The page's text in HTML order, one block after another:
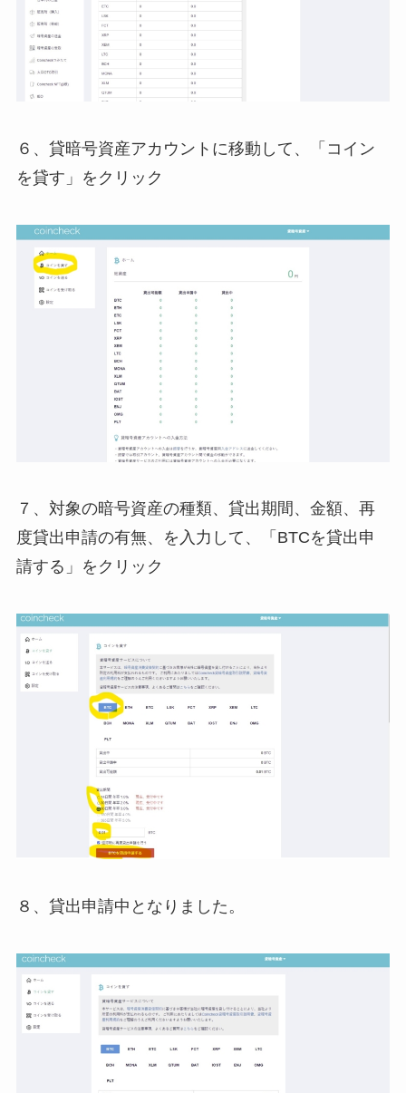
６、貸暗号資産アカウントに移動して、「コイン
を貸す」をクリック
７、対象の暗号資産の種類、貸出期間、金額、再
度貸出申請の有無、を入力して、「BTCを貸出申
請する」をクリック
８、貸出申請中となりました。